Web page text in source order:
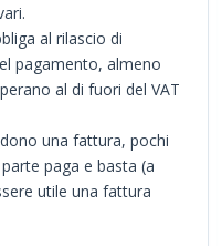
al rilascio di
pagamento, almeno
al di fuori del VAT
una fattura, pochi
paga e basta (a
utile una fattura